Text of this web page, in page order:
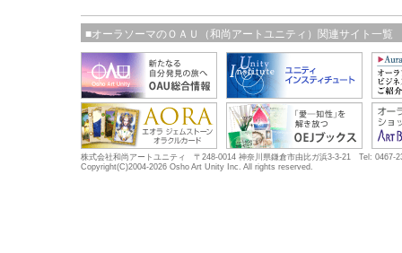
■オーラソーマのＯＡＵ（和尚アートユニティ）関連サイト一覧
株式会社和尚アートユニティ 〒248-0014 神奈川県鎌倉市由比ガ浜3-3-21 Tel: 0467-
Copyright(C)2004-2026 Osho Art Unity Inc. All rights reserved.